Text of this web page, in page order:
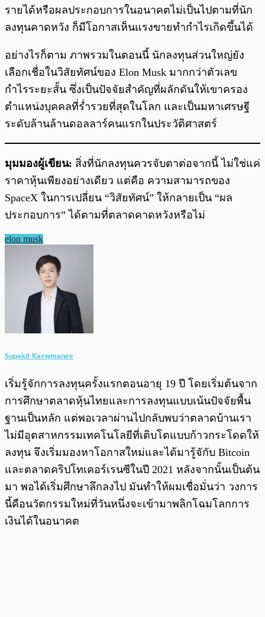
รายได้หรือผลประกอบการในอนาคตไม่เป็นไปตามที่นัก
ลงทุนคาดหวัง ก็มีโอกาสเห็นแรงขายทำกำไรเกิดขึ้นได้
อย่างไรก็ตาม ภาพรวมในตอนนี้ นักลงทุนส่วนใหญ่ยัง
เลือกเชื่อในวิสัยทัศน์ของ Elon Musk มากกว่าตัวเลข
กำไรระยะสั้น ซึ่งเป็นปัจจัยสำคัญที่ผลักดันให้เขาครอง
ตำแหน่งบุคคลที่ร่ำรวยที่สุดในโลก และเป็นมหาเศรษฐี
ระดับล้านล้านดอลลาร์คนแรกในประวัติศาสตร์
มุมมองผู้เขียน: สิ่งที่นักลงทุนควรจับตาต่อจากนี้ ไม่ใช่แค่
ราคาหุ้นเพียงอย่างเดียว แต่คือ ความสามารถของ
SpaceX ในการเปลี่ยน “วิสัยทัศน์” ให้กลายเป็น “ผล
ประกอบการ” ได้ตามที่ตลาดคาดหวังหรือไม่
elon musk
Supakit Kaewmanee
เริ่มรู้จักการลงทุนครั้งแรกตอนอายุ 19 ปี โดยเริ่มต้นจาก
การศึกษาตลาดหุ้นไทยและการลงทุนแบบเน้นปัจจัยพื้น
ฐานเป็นหลัก แต่พอเวลาผ่านไปกลับพบว่าตลาดบ้านเรา
ไม่มีอุตสาหกรรมเทคโนโลยีที่เติบโตแบบก้าวกระโดดให้
ลงทุน จึงเริ่มมองหาโอกาสใหม่และได้มารู้จักับ Bitcoin
และตลาดคริปโทเคอร์เรนซีในปี 2021 หลังจากนั้นเป็นต้น
มา พอได้เริ่มศึกษาลึกลงไป มันทำให้ผมเชื่อมั่นว่า วงการ
นี้คือนวัตกรรมใหม่ที่วันหนึ่งจะเข้ามาพลิกโฉมโลกการ
เงินได้ในอนาคต